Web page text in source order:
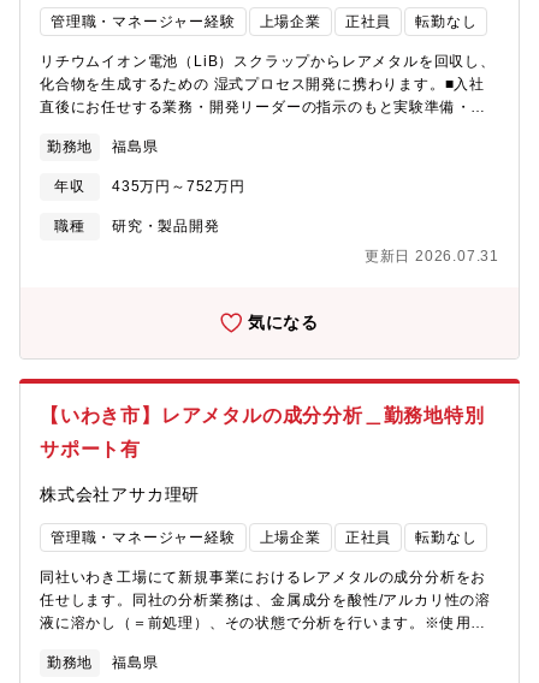
管理職・マネージャー経験 上場企業 正社員 転勤なし
リチウムイオン電池（LiB）スクラップからレアメタルを回収し、
化合物を生成するための 湿式プロセス開発に携わります。■入社
直後にお任せする業務・開発リーダーの指示のもと実験準備・湿
析・実験結果の報告、改善提案の補助・Ni／Co／Mn／Li の回収
プロセス検討のサポート※化学分析の経験があればスムーズにキ
ャッチアップできます。■経験次第で早期に担当いただける業務・
実験計画の立案・各種プロセスの改善提案・顧客ニーズに応じた
財対応→ 研究開発として主体的にプロジェクトに関わるチャンス
ジェクト推進・新規事業・新製造プロセスの立ち上げ・専門職
（技術スペシャリスト）またはマネジメント職へのキャリア選択
（複線型制度）■働く環境・経営層が技術部門の意見を尊重するス
ピード感ある意思決定・研究領域ごとに3チーム体制（各5～10
名）・20代後半～30代後半の技術者が中心・実験設備・開発設備
が充実・中途入社者も多数活躍中・伸びる市場で技術者として市
場価値を高められる環境
勤務地 福島県
年収 435万円～752万円
職種
研究・製品開発
更新日 2026.07.31
気になる
【いわき市】レアメタルの成分分析＿勤務地特別
サポート有
株式会社アサカ理研
管理職・マネージャー経験 上場企業 正社員 転勤なし
同社いわき工場にて新規事業におけるレアメタルの成分分析をお
任せします。同社の分析業務は、金属成分を酸性/アルカリ性の溶
液に溶かし（＝前処理）、その状態で分析を行います。※使用機
る前処理・分析作業・分析データのとりまとめ・連携部門へのフ
勤務地 福島県